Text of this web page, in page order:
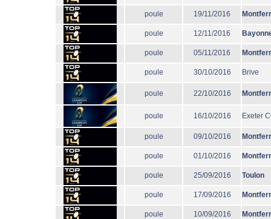
poule 19/11/2016
poule 12/11/2016
poule 05/11/2016
poule 30/10/2016 Brive
poule 22/10/2016
poule 16/10/2016 Exeter
poule 09/10/2016
poule 01/10/2016
poule 25/09/2016 Toulon
poule 17/09/2016
poule 10/09/2016